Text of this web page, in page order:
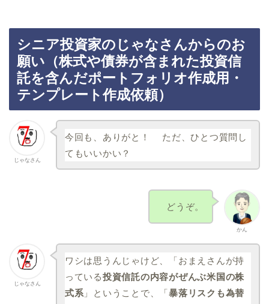
シニア投資家のじゃなさんからのお
願い（株式や債券が含まれた投資信
託を含んだポートフォリオ作成用・
テンプレート作成依頼）
じゃなさん
今回も、ありがと！ ただ、ひとつ質問し
てもいいかい？
かん
どうぞ。
じゃなさん
ワシは思うんじゃけど、「おまえさんが持
っている投資信託の内容がぜんぶ米国の株
式系 」ということで、「暴落リスクも為替